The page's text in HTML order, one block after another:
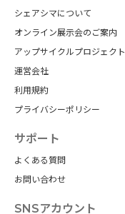
シェアシマについて
オンライン展示会のご案内
アップサイクルプロジェクト
運営会社
利用規約
プライバシーポリシー
サポート
よくある質問
お問い合わせ
SNSアカウント